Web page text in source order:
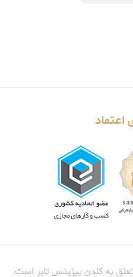
اعتماد
به گلدن بیزینس تایر است.